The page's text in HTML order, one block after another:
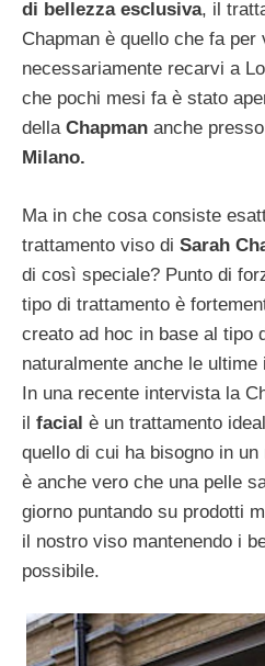
di bellezza esclusiva, il
Chapman è quello che fa per
necessariamente recarvi a
che pochi mesi fa è stato
della Chapman anche
Milano.
Ma in che cosa consiste
trattamento viso di Sarah
di così speciale? Punto di
tipo di trattamento è
creato ad hoc in base al tipo
naturalmente anche le
In una recente intervista la
il facial è un trattamento
quello di cui ha bisogno in
è anche vero che una pelle
giorno puntando su prodotti
il nostro viso mantenendo i
possibile.